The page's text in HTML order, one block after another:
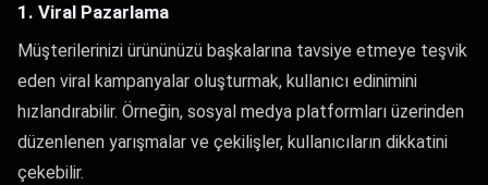
1. Viral Pazarlama
Müşterilerinizi ürününüzü başkalarına tavsiye etmeye teşvik
eden viral kampanyalar oluşturmak, kullanıcı edinimini
hızlandırabilir. Örneğin, sosyal medya platformları üzerinden
düzenlenen yarışmalar ve çekilişler, kullanıcıların dikkatini
çekebilir.